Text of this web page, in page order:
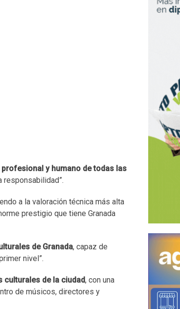
y humano de todas las
responsabilidad”.
a la valoración técnica más alta
prestigio que tiene Granada
de Granada, capaz de
nivel”.
culturales de la ciudad, con una
de músicos, directores y